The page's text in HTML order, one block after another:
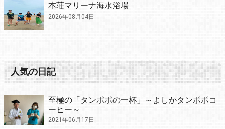
本荘マリーナ海水浴場
2026年08月04日
人気の日記
至極の「タンポポの一杯」～よしかタンポポコ
ーヒー～
2021年06月17日